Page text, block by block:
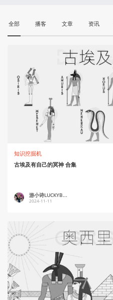
全部 播客 文章 资讯
知识挖掘机
古埃及有自己的冥神 合集
游小诗LUCKYB...
2024-11-11